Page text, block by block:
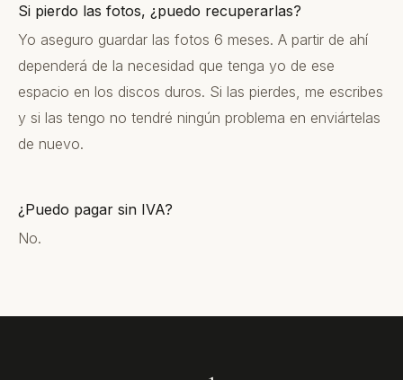
Si pierdo las fotos, ¿puedo recuperarlas?
Yo aseguro guardar las fotos 6 meses. A partir de ahí
dependerá de la necesidad que tenga yo de ese
espacio en los discos duros. Si las pierdes, me escribes
y si las tengo no tendré ningún problema en enviártelas
de nuevo.
¿Puedo pagar sin IVA?
No.